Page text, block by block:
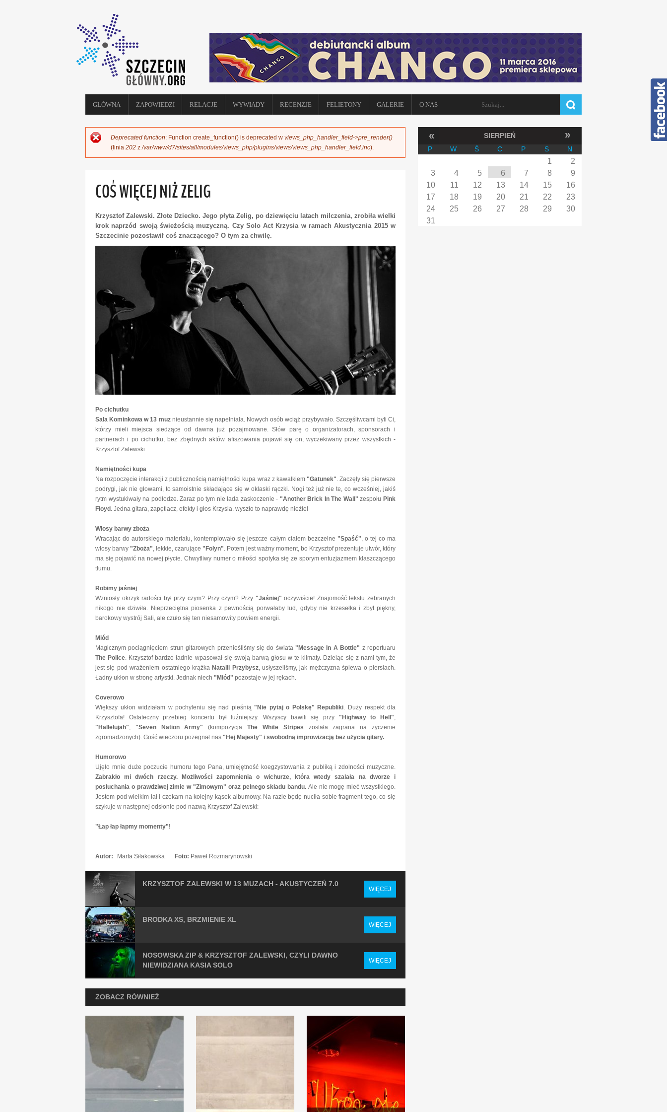
GŁÓWNA ZAPOWIEDZI RELACJE WYWIADY RECENZJE FELIETONY GALERIE O NAS FORMULARZ WYSZUKIWANIA
SIERPIEŃ
« »
P W Ś C P S N
1
2
3
4 5 6 7 8
9
10
11 12 13 14 15
16
17
18 19 20 21 22
23
24
25 26 27 28 29
30
31
KOMUNIKAT O BŁĘDZIE
Deprecated function: Function create_function() is deprecated w views_php_handler_field->pre_render()
(linia 202 z/var/www/d7/sites/all/modules/views_php/plugins/views/views_php_handler_field.inc).
COŚ WIĘCEJ NIŻ ZELIG
Krzysztof Zalewski. Złote Dziecko. Jego płyta Zelig, po dziewięciu latach milczenia, zrobiła wielki
krok naprzód swoją świeżością muzyczną. Czy Solo Act Krzysia w ramach Akustycznia 2015 w
Szczecinie pozostawił coś znaczącego? O tym za chwilę.
Po cichutku
Sala Kominkowa w 13 muznieustannie się napełniała. Nowych osób wciąż przybywało. Szczęśliwcami byli Ci,
którzy mieli miejsca siedzące od dawna już pozajmowane. Słów parę o organizatorach, sponsorach i
partnerach i po cichutku, bez zbędnych aktów afiszowania pojawił się on, wyczekiwany przez wszystkich -
Krzysztof Zalewski.
Namiętności kupa
Na rozpoczęcie interakcji z publicznością namiętności kupa wraz z kawałkiem "Gatunek". Zaczęły się pierwsze
podrygi, jak nie głowami, to samoistnie składające się w oklaski rączki. Nogi też już nie te, co wcześniej, jakiś
rytm wystukiwały na podłodze. Zaraz po tym nie lada zaskoczenie - "Another Brick In The Wall" zespołu Pink
Floyd . Jedna gitara, zapętlacz, efekty i głos Krzysia. wyszło to naprawdę nieźle!
Włosy barwy zboża
Wracając do autorskiego materiału, kontemplowało się jeszcze całym ciałem bezczelne "Spaść", o tej co ma
włosy barwy"Zboża", lekkie, czarujące"Folyn". Potem jest ważny moment, bo Krzysztof prezentuje utwór, który
ma się pojawić na nowej płycie. Chwytliwy numer o miłości spotyka się ze sporym entuzjazmem klaszczącego
tłumu.
Robimy jaśniej
Wzniosły okrzyk radości był przy czym? Przy czym? Przy "Jaśniej" oczywiście! Znajomość tekstu zebranych
nikogo nie dziwiła. Nieprzeciętna piosenka z pewnością porwałaby lud, gdyby nie krzesełka i zbyt piękny,
barokowy wystrój Sali, ale czuło się ten niesamowity powiem energii.
Miód
Magicznym pociągnięciem strun gitarowych przenieśliśmy się do świata"Message In A Bottle" z repertuaru
The Police. Krzysztof bardzo ładnie wpasował się swoją barwą głosu w te klimaty. Dzieląc się z nami tym, że
jest się pod wrażeniem ostatniego krążka Natalii Przybysz, usłyszeliśmy, jak mężczyzna śpiewa o piersiach.
Ładny ukłon w stronę artystki. Jednak niech "Miód" pozostaje w jej rękach.
Coverowo
Większy ukłon widziałam w pochyleniu się nad pieśnią"Nie pytaj o Polskę" Republiki. Duży respekt dla
Krzysztofa! Ostateczny przebieg koncertu był luźniejszy. Wszyscy bawili się przy "Highway to Hell",
"Hallelujah", "Seven Nation Army" (kompozycjaThe White Stripes została zagrana na życzenie
zgromadzonych). Gość wieczoru pożegnał nas "Hej Majesty" i swobodną improwizacją bez użycia gitary.
Humorowo
Ujęło mnie duże poczucie humoru tego Pana, umiejętność koegzystowania z publiką i zdolności muzyczne.
Zabrakło mi dwóch rzeczy. Możliwości zapomnienia o wichurze, która wtedy szalała na dworze i
posłuchania o prawdziwej zimie w "Zimowym" oraz pełnego składu bandu. Ale nie mogę mieć wszystkiego.
Jestem pod wielkim łał i czekam na kolejny kąsek albumowy. Na razie będę nuciła sobie fragment tego, co się
szykuje w następnej odsłonie pod nazwą Krzysztof Zalewski:
"Łap łap łapmy momenty"!
Autor: Marta Siłakowska Foto: Paweł Rozmarynowski
KRZYSZTOF ZALEWSKI W 13 MUZACH - AKUSTYCZEŃ 7.0
WIĘCEJ
BRODKA XS, BRZMIENIE XL
WIĘCEJ
NOSOWSKA ZIP & KRZYSZTOF ZALEWSKI, CZYLI DAWNO
NIEWIDZIANA KASIA SOLO
WIĘCEJ
ZOBACZ RÓWNIEŻ